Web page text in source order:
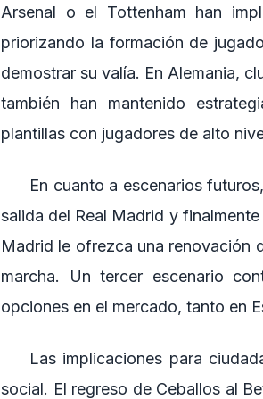
Arsenal o el Tottenham han
priorizando la formación de
demostrar su valía. En Alemania,
también han mantenido
plantillas con jugadores de alto
En cuanto a escenarios
salida del Real Madrid y
Madrid le ofrezca una renovación
marcha. Un tercer escenario
opciones en el mercado, tanto en
Las implicaciones para
social. El regreso de Ceballos al